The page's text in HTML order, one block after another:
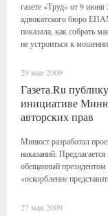
газете «Труд» от 9
адвокатского бюро
показала, как собрать
не устроиться к
29 мая 2009
Газета.Ru
инициативе
авторских прав
Минюст разработал
наказаний.
обещанный президентом
«оскорбление
27 мая 2009